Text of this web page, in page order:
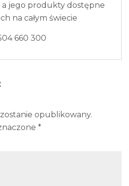
jego produkty dostępne
na całym świecie
660 300
opublikowany.
*